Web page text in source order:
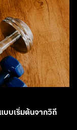
บบเริ่มต้นจากวิถี